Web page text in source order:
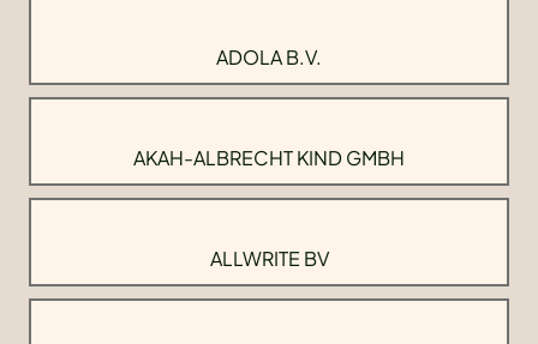
ADOLA B.V.
AKAH-ALBRECHT KIND GMBH
ALLWRITE BV